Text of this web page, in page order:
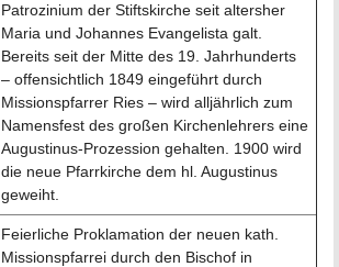
Patrozinium der Stiftskirche seit altersher
Maria und Johannes Evangelista galt.
Bereits seit der Mitte des 19. Jahrhunderts
– offensichtlich 1849 eingeführt durch
Missionspfarrer Ries – wird alljährlich zum
Namensfest des großen Kirchenlehrers eine
Augustinus-Prozession gehalten. 1900 wird
die neue Pfarrkirche dem hl. Augustinus
geweiht.
Feierliche Proklamation der neuen kath.
Missionspfarrei durch den Bischof in